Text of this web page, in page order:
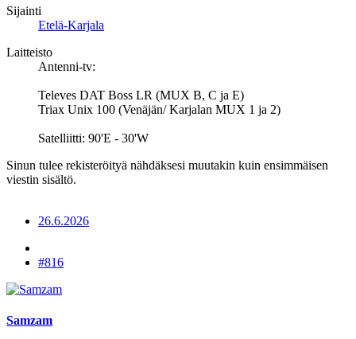
Sijainti
Etelä-Karjala
Laitteisto
Antenni-tv:
Televes DAT Boss LR (MUX B, C ja E)
Triax Unix 100 (Venäjän/ Karjalan MUX 1 ja 2)
Satelliitti: 90'E - 30'W
Sinun tulee rekisteröityä nähdäksesi muutakin kuin ensimmäisen
viestin sisältö.
26.6.2026
#816
Samzam